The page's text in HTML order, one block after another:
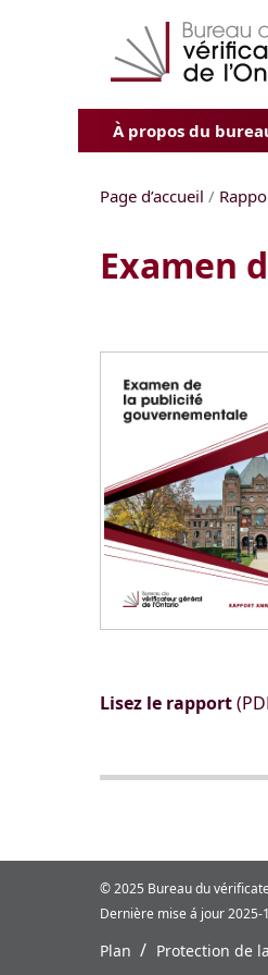
À propos du
Page d’accueil /
Examen
Lisez le rapport
© 2025 Bureau du
Dernière mise á jour 2025-
Plan / Protection de